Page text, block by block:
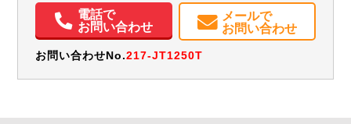
ETC
電話で
お問い合わせ
メールで
お問い合わせ
お問い合わせNo.217-JT1250T